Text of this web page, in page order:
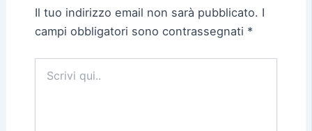
Il tuo indirizzo email non sarà pubblicato. I
campi obbligatori sono contrassegnati *
qui..